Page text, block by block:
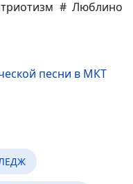
# Люблино
песни в МКТ